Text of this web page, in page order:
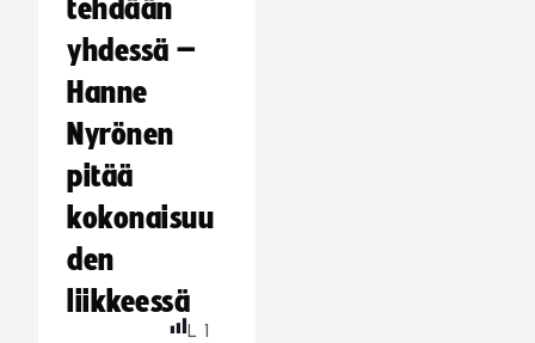
tehdään
yhdessä –
Hanne
Nyrönen
pitää
kokonaisuu
den
liikkeessä
L 1